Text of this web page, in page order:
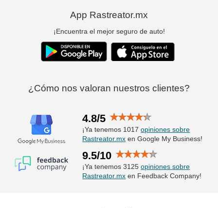
App Rastreator.mx
¡Encuentra el mejor seguro de auto!
¿Cómo nos valoran nuestros clientes?
4.8/5
¡Ya tenemos 1017opiniones sobre
Rastreator.mx en Google My Business!
9.5/10
¡Ya tenemos 3125opiniones sobre
Rastreator.mx en Feedback Company!